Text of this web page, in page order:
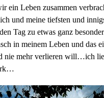
ein Leben zusammen
und meine tiefsten und
Tag zu etwas ganz
in meinem Leben und das
nie mehr verlieren will…ich